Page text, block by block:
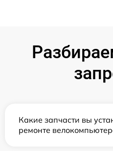
Какие запчасти вы
ремонте